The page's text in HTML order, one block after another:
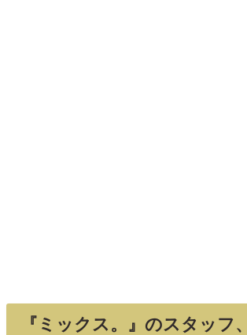
『ミックス。』のスタッフ